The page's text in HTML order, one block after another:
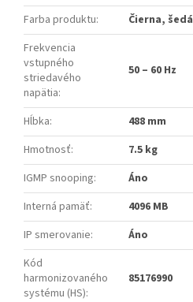
Farba produktu:
Čierna, šedá
Frekvencia
vstupného
striedavého
napätia:
50 – 60 Hz
Hĺbka:
488 mm
Hmotnosť:
7.5 kg
IGMP snooping:
Áno
Interná pamäť:
4096 MB
IP smerovanie:
Áno
Kód
harmonizovaného
systému (HS):
85176990